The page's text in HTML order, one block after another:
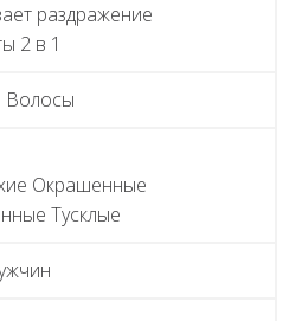
раздражение
2 в 1
Волосы
Окрашенные
Тусклые